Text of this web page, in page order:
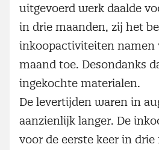
uitgevoerd werk daalde
in drie maanden, zij het
inkoopactiviteiten namen
maand toe. Desondanks
ingekochte materialen.
De levertijden waren in
aanzienlijk langer. De
voor de eerste keer in drie